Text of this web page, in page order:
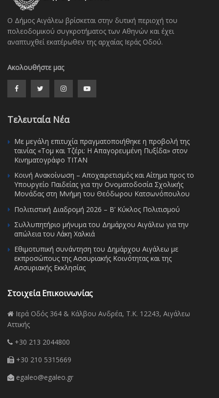
Ο Δήμος Αιγάλεω βρίσκεται στην δυτική περιοχή του
πολεοδομικού συγκροτήματος των Αθηνών και έχει
αναπτυχθεί εκατέρωθεν της αρχαίας Ιεράς Οδού.
Ακολουθήστε μας
Τελευταία Νέα
Με μεγάλη επιτυχία πραγματοποιήθηκε η προβολή της
ταινίας «Τομ και Τζέρι: Η Απαγορευμένη Πυξίδα» στον
Κινηματογράφο ΤΙΤΑΝ
Κοινή Ανακοίνωση – Αποχαιρετισμός και Αίτημα προς το
Υπουργείο Παιδείας για την Ονοματοδοσία Σχολικής
Μονάδας στη Μνήμη του Θεόδωρου Κατσωνόπουλου
Πολιτιστική Διαδρομή 2026 – Β’ Κύκλος Πολιτισμού
Συλλυπητήριο μήνυμα του Δημάρχου Αιγάλεω για την
απώλεια του Λάκη Χαλκιά
Εθιμοτυπική συνάντηση του Δημάρχου Αιγάλεω με
εκπροσώπους της Ασσυριακής Κοινότητας και της
Ασσυριακής Εκκλησίας
Στοιχεία Επικοινωνίας
Ιερά Οδός 364 & Κάλβου Ανδρέα, Τ.Κ. 12243, Αιγάλεω
Αττικής
+30 213 2044800
+30 210 5315669
egaleo@egaleo.gr